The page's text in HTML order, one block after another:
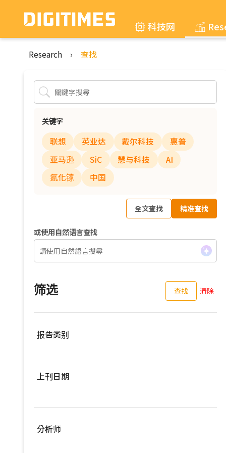
科技网
Research › 查找
关键字
联想 英业达 戴尔科技
惠普
亚马逊
SiC 慧与科技
AI
氮化镓
中国
全文查找 精准查找
或使用自然语言查找
筛选 查找 清除
报告类别
亚洲供应链
宽频与无线
上刊日期
分析师